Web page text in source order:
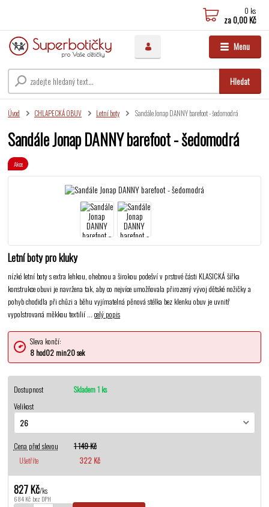
Menu
Hledat
0 ks
za0,00 Kč
Úvod CHLAPECKÁ OBUV Letní boty Sandále Jonap DANNY barefoot - šedomodrá
Sandále Jonap DANNY barefoot - šedomodrá
Akce
Letní boty pro kluky
nízké letní boty s extra lehkou, ohebnou a širokou podešví v prstové části KLASICKÁ šířka
konstrukce obuvi je navržena tak, aby co nejvíce umožňovala přirozený vývoj dětské nožičky a
pohyb chodidla při chůzi a běhu vyjímatelná pěnová stélka bez klenku obuv je uvnitř
vypolstrovaná měkkou textilií ...celý popis
Sleva končí:
8hod02min20sek
Dostupnost
Skladem 1 ks
Velikost
Cena před slevou
1 149 Kč
Ušetříte
322 Kč
827 Kč/ks
684 Kč bez DPH